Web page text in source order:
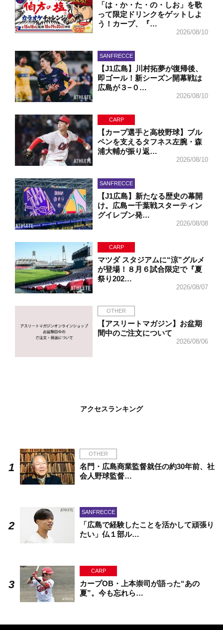
「は・か・た・の・しお」を歌
って限定ドリンクをゲットしよ
う！カープ、『…
2026/08/10
SANFRECCE
【J1広島】川村拓夢が復帰後、
即ゴール！新シーズン開幕戦は
広島が３−０…
2026/08/10
CARP
【カープ選手と高校野球】ブル
ペンを支えるタフネス左腕・森
浦大輔が振り返…
2026/08/10
SANFRECCE
【J1広島】新たなる歴史の幕開
け。広島ー千葉戦スターティン
グイレブン発…
2026/08/08
CARP
マツダ スタジアムに“涼”グルメ
が登場！８月６試合限定で『夏
祭り202…
2026/08/07
OTHER
【アスリートマガジン】お盆期
間中のご注文について
2026/08/06
アクセスランキング
OTHER
名門・広島商業監督就任の約30年前、社
会人野球監督…
SANFRECCE
「広島で経験したことを活かして頑張り
たい」仏１部ル…
CARP
カープOB・上本崇司が語った“あの
夏”。今も忘れら…